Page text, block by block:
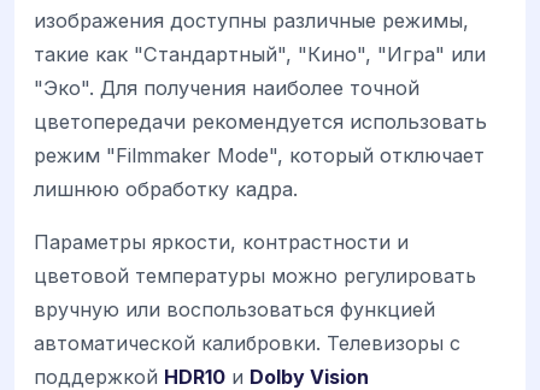
изображения доступны различные режимы,
такие как "Стандартный", "Кино", "Игра" или
"Эко". Для получения наиболее точной
цветопередачи рекомендуется использовать
режим "Filmmaker Mode", который отключает
лишнюю обработку кадра.
Параметры яркости, контрастности и
цветовой температуры можно регулировать
вручную или воспользоваться функцией
автоматической калибровки. Телевизоры с
поддержкой HDR10 и Dolby Vision